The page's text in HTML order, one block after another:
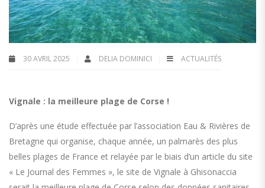
30 AVRIL 2025 DELIA DOMINICI ACTUALITÉS
Vignale : la meilleure plage de Corse !
D’après une étude effectuée par l’association Eau & Rivières de
Bretagne qui organise, chaque année, un palmarès des plus
belles plages de France et relayée par le biais d’un article du site
« Le Journal des Femmes », le site de Vignale à Ghisonaccia